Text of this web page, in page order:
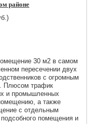
районе
30 м2 в самом
пересечении двух
с огромным
Плюсом трафик
и промышленных
а также
с отдельным
помещения и